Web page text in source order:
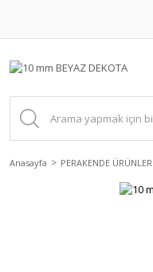
Anasayfa PERAKENDE ÜRÜNLER